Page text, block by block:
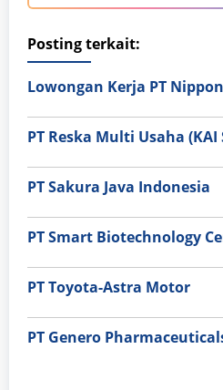
Posting terkait:
PT Sakura Java Indonesia
PT Smart Biotechnology
PT Toyota-Astra Motor
PT Genero